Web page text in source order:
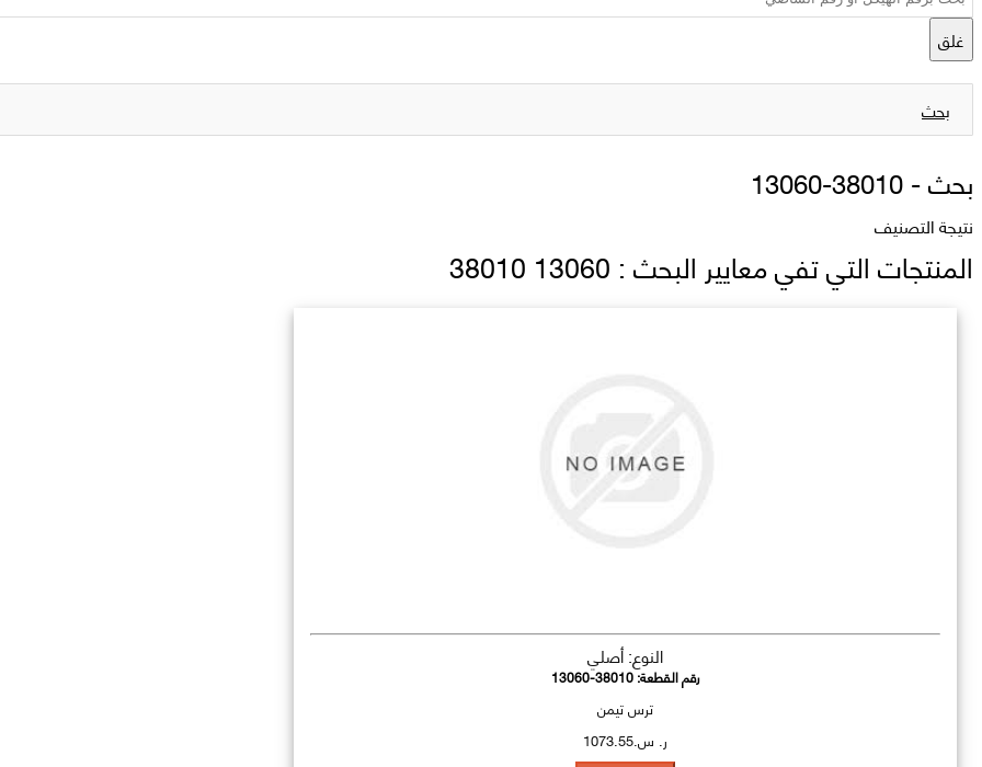
غلق
بحث
بحث -13060-38010
نتيجة التصنيف
المنتجات التي تفي معايير البحث : 13060 38010
النوع: أصلي
رقم القطعة:13060-38010
ترس تيمن
ر. س.1073.55